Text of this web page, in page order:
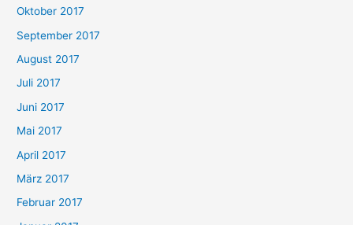
Oktober 2017
September 2017
August 2017
Juli 2017
Juni 2017
Mai 2017
April 2017
März 2017
Februar 2017